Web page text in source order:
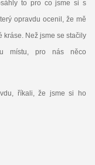
to pro co jsme si s
opravdu ocenil, že mě
kráse. Než jsme se stačily
místu, pro nás něco
říkali, že jsme si ho